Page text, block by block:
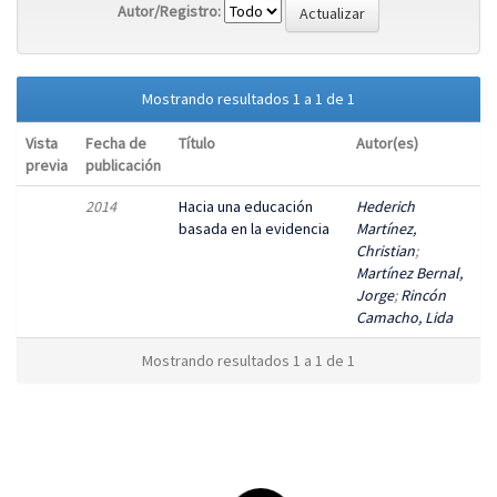
Autor/Registro:
Mostrando resultados 1 a 1 de 1
Vista
previa
Fecha de
publicación
Título Autor(es)
2014
Hacia una educación
basada en la evidencia
Hederich
Martínez,
Christian;
Martínez Bernal,
Jorge;Rincón
Camacho, Lida
Mostrando resultados 1 a 1 de 1